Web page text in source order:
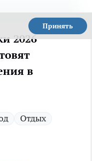
Принять
2026
в
Отдых